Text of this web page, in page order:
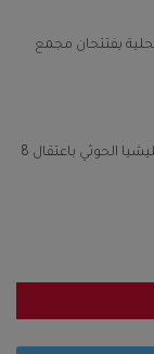
مجمع
استنفار في صنعاء عقب قيام مليشيا الحوثي باعتقال 8